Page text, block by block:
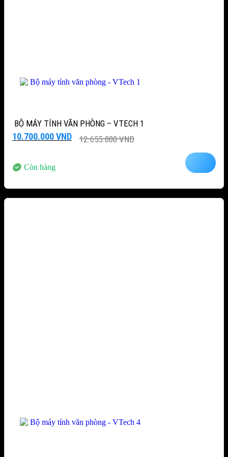
BỘ MÁY TÍNH VĂN PHÒNG – VTECH 1
12.655.000VND
Giá
12.655.000 VND.
10.700.000VND
Giá
là: Còn hàng